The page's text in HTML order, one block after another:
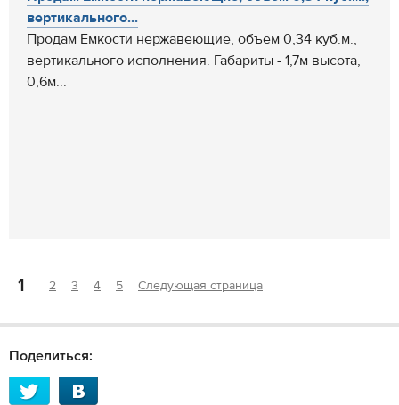
вертикального...
Продам Емкости нержавеющие, объем 0,34 куб.м.,
вертикального исполнения. Габариты - 1,7м высота,
0,6м...
1 2 3 4 5 Следующая страница
Поделиться: